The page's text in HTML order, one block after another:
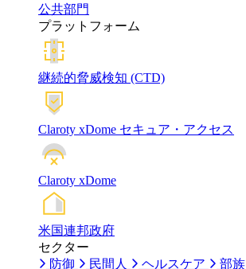
公共部門
プラットフォーム
継続的脅威検知 (CTD)
Claroty xDome セキュア・アクセス
Claroty xDome
米国連邦政府
セクター
防御
民間人 ヘルスケア 部族